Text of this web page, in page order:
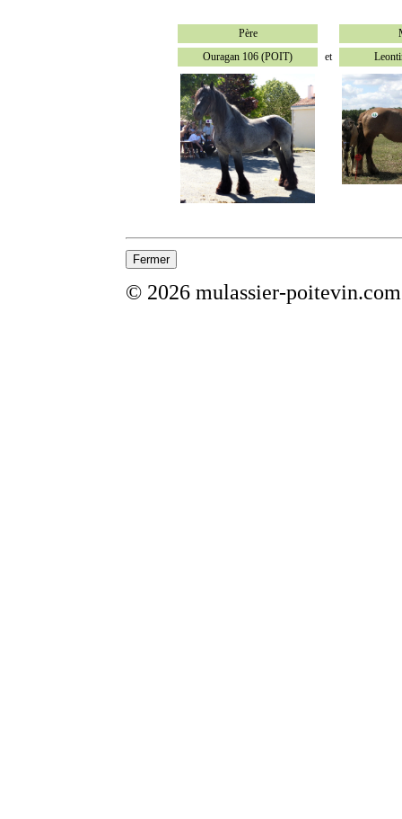
Père
Ouragan 106 (POIT)
et
© 2026 mulassier-